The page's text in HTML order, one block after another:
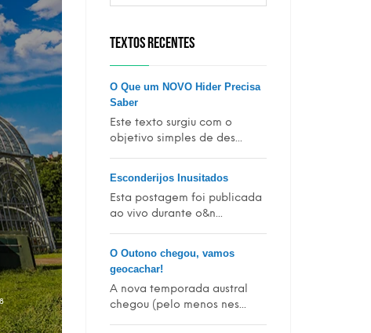
TEXTOS RECENTES
O Que um NOVO Hider Precisa
Saber
Este texto surgiu com o
objetivo simples de des...
Esconderijos Inusitados
Esta postagem foi publicada
ao vivo durante o&n...
O Outono chegou, vamos
geocachar!
A nova temporada austral
chegou (pelo menos nes...